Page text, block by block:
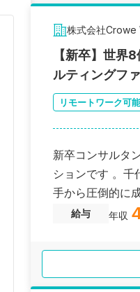
株式会社Crowe
【新卒】世界
ルティングフ
リモートワーク可能
新卒コンサルタ
ションです 。千
手から圧倒的に
給与 年収